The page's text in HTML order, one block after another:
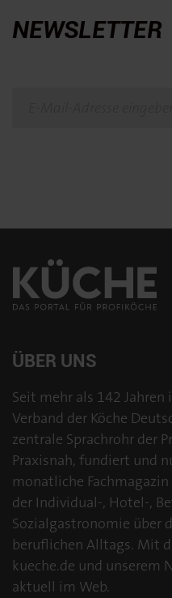
NEWSLETTER
ÜBER UNS
Seit mehr als 142 Jahren
Verband der Köche
zentrale Sprachrohr der
Praxisnah, fundiert und
monatliche
der Individual-, Hotel-,
Sozialgastronomie über
beruflichen Alltags. Mit
kueche.de und unserem
aktuell im Web.